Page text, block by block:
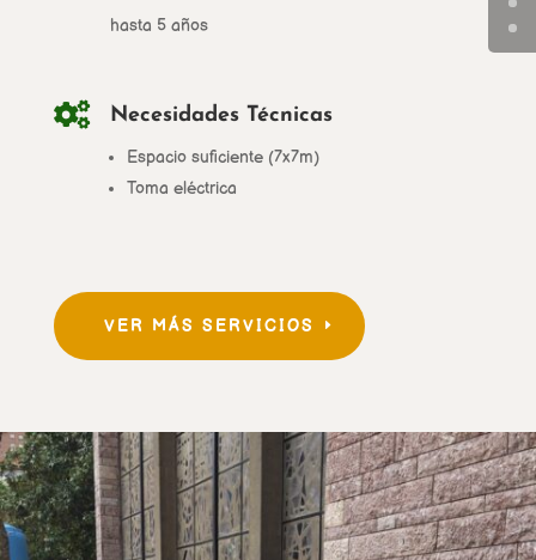
hasta 5 años
 Necesidades Técnicas
Espacio suficiente (7x7m)
Toma eléctrica
VER MÁS SERVICIOS